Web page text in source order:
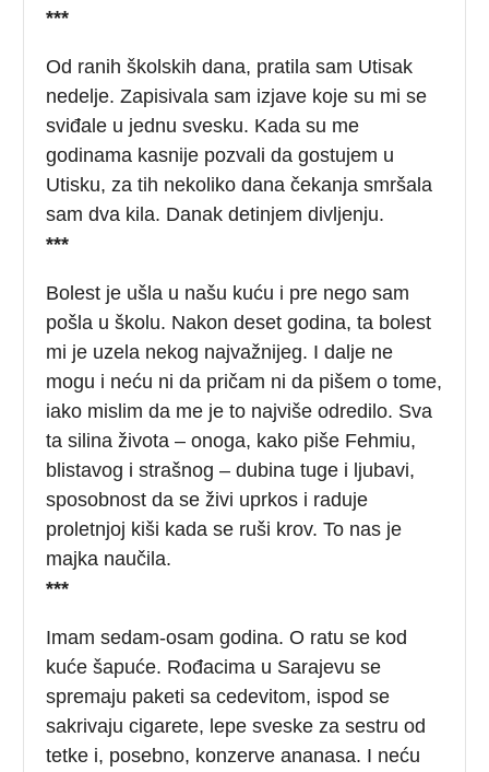
***
Od ranih školskih dana, pratila sam Utisak
nedelje. Zapisivala sam izjave koje su mi se
sviđale u jednu svesku. Kada su me
godinama kasnije pozvali da gostujem u
Utisku, za tih nekoliko dana čekanja smršala
sam dva kila. Danak detinjem divljenju.
***
Bolest je ušla u našu kuću i pre nego sam
pošla u školu. Nakon deset godina, ta bolest
mi je uzela nekog najvažnijeg. I dalje ne
mogu i neću ni da pričam ni da pišem o tome,
iako mislim da me je to najviše odredilo. Sva
ta silina života – onoga, kako piše Fehmiu,
blistavog i strašnog – dubina tuge i ljubavi,
sposobnost da se živi uprkos i raduje
proletnjoj kiši kada se ruši krov. To nas je
majka naučila.
***
Imam sedam-osam godina. O ratu se kod
kuće šapuće. Rođacima u Sarajevu se
spremaju paketi sa cedevitom, ispod se
sakrivaju cigarete, lepe sveske za sestru od
tetke i, posebno, konzerve ananasa. I neću